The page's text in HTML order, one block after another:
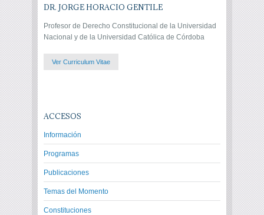
DR. JORGE HORACIO GENTILE
Profesor de Derecho Constitucional de la Universidad
Nacional y de la Universidad Católica de Córdoba
Ver Curriculum Vitae
ACCESOS
Información
Programas
Publicaciones
Temas del Momento
Constituciones